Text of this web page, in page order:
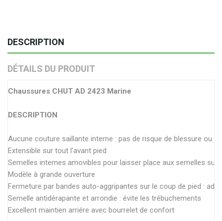
DESCRIPTION
DÉTAILS DU PRODUIT
Chaussures CHUT AD 2423 Marine
DESCRIPTION
Aucune couture saillante interne : pas de risque de blessure ou
Extensible sur tout l'avant pied
Semelles internes amovibles pour laisser place aux semelles
Modèle à grande ouverture
Fermeture par bandes auto-aggripantes sur le coup de pied :
Semelle antidérapante et arrondie : évite les trébuchements
Excellent maintien arriére avec bourrelet de confort